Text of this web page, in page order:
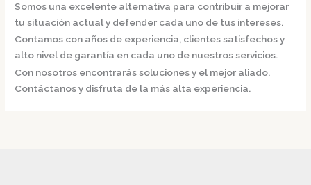
Somos una excelente alternativa para contribuir a mejorar
tu situación actual y defender cada uno de tus intereses.
Contamos con años de experiencia, clientes satisfechos y
alto nivel de garantía en cada uno de nuestros servicios.
Con nosotros encontrarás soluciones y el mejor aliado.
Contáctanos y disfruta de la más alta experiencia.